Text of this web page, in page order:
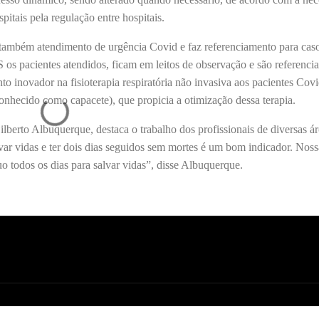
pela regulação entre hospitais.
atendimento de urgência Covid e faz referenciamento para
pacientes atendidos, ficam em leitos de observação e são
inovador na fisioterapia respiratória não invasiva aos pacientes
como capacete), que propicia a otimização dessa terapia.
Albuquerque, destaca o trabalho dos profissionais de diversas
vidas e ter dois dias seguidos sem mortes é um bom indicador.
todos os dias para salvar vidas”, disse Albuquerque.